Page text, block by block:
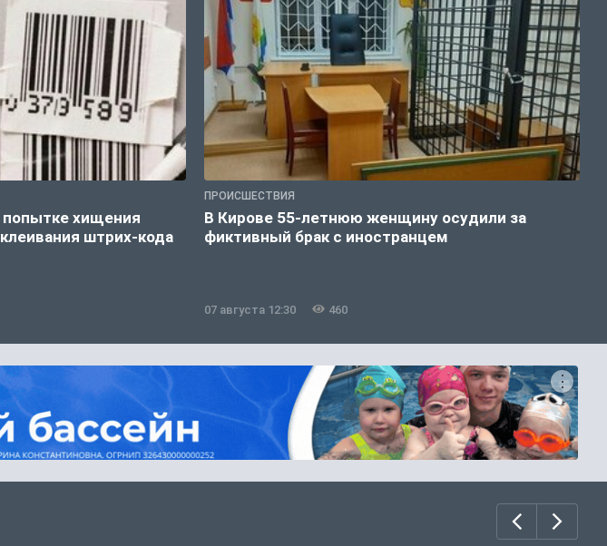
попытке хищения
штрих-кода
ПРОИСШЕСТВИЯ
В Кирове 55-летнюю женщину осудили за
фиктивный брак с иностранцем
07 августа 12:30 460